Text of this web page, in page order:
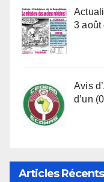
3 août
Avis
d’un
Articles Récents